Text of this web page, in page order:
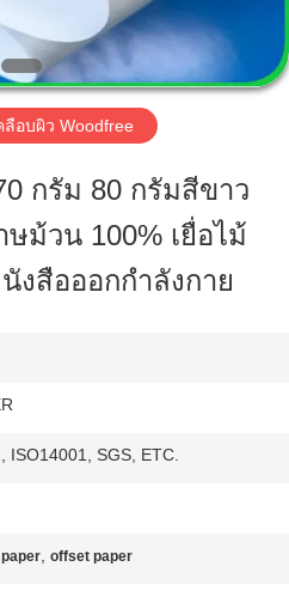
ลือบผิว Woodfree
กรัม 80 กรัมสีขาว
ม้วน 100% เยื่อไม้
งสือออกกำลังกาย
ISO14001, SGS, ETC.
,offset paper